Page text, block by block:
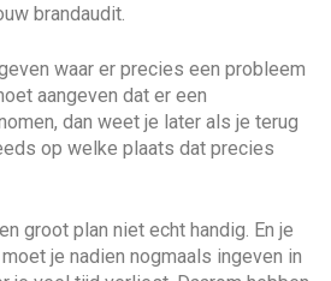
brandaudit.
waar er precies een probleem
aangeven dat er een
dan weet je later als je terug
op welke plaats dat precies
groot plan niet echt handig. En je
je nadien nogmaals ingeven in